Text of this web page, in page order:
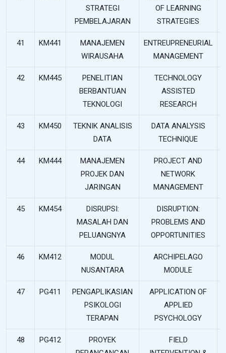
STRATEGI
PEMBELAJARAN
OF LEARNING
STRATEGIES
41 KM441
MANAJEMEN
WIRAUSAHA
ENTREUPRENEURIAL
MANAGEMENT
42 KM445
PENELITIAN
BERBANTUAN
TEKNOLOGI
TECHNOLOGY
ASSISTED
RESEARCH
43 KM450
TEKNIK ANALISIS
DATA
DATA ANALYSIS
TECHNIQUE
44 KM444
MANAJEMEN
PROJEK DAN
JARINGAN
PROJECT AND
NETWORK
MANAGEMENT
45 KM454
DISRUPSI:
MASALAH DAN
PELUANGNYA
DISRUPTION:
PROBLEMS AND
OPPORTUNITIES
46 KM412
MODUL
NUSANTARA
ARCHIPELAGO
MODULE
47 PG411
PENGAPLIKASIAN
PSIKOLOGI
TERAPAN
APPLICATION OF
APPLIED
PSYCHOLOGY
48 PG412
PROYEK
FIELD